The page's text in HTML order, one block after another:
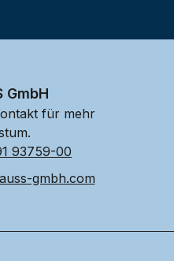
GmbH
für mehr
93759-00
gmbh.com